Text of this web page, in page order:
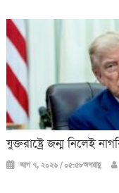
যুক্তরাষ্ট্রে জন্ম নিলেই
আগ ৭, ২০২৬ / ০৫:৫৮অপরাহ্ণ